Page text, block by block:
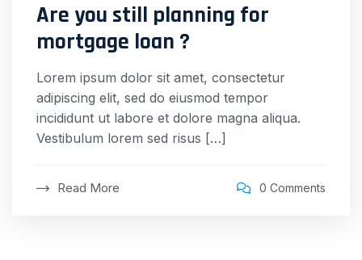
Are you still planning for
mortgage loan ?
Lorem ipsum dolor sit amet, consectetur
adipiscing elit, sed do eiusmod tempor
incididunt ut labore et dolore magna aliqua.
Vestibulum lorem sed risus […]
Read More 0 Comments